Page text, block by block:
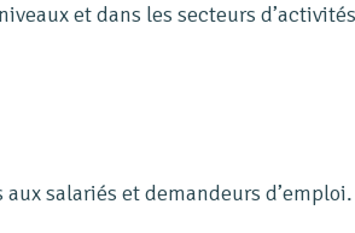
et dans les secteurs d’activités
salariés et demandeurs d’emploi.